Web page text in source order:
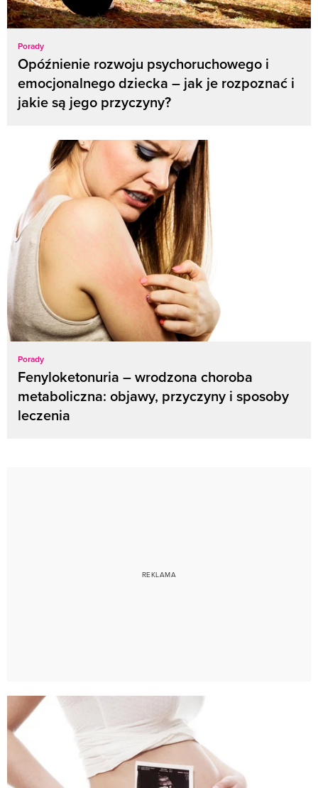
Porady
Opóźnienie rozwoju psychoruchowego i
emocjonalnego dziecka – jak je rozpoznać i
jakie są jego przyczyny?
Porady
Fenyloketonuria – wrodzona choroba
metaboliczna: objawy, przyczyny i sposoby
leczenia